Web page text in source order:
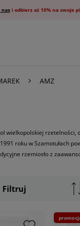
i odbierz aż 10% na swoje
AMZ
wielkopolskiej rzetelności,
roku w Szamotułach
rzemiosło z
Filtruj